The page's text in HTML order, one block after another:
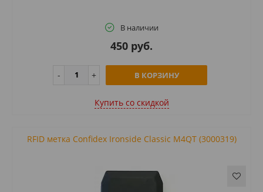
В наличии
450 руб.
В КОРЗИНУ
Купить cо скидкой
RFID метка Confidex Ironside Classic M4QT (3000319)